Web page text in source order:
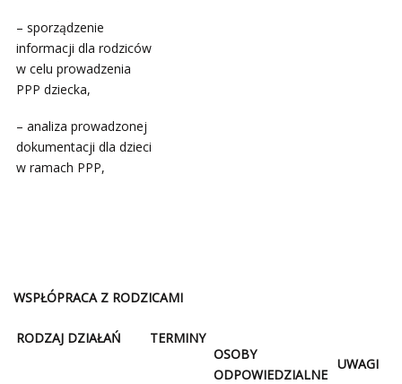
– sporządzenie
informacji dla rodziców
w celu prowadzenia
PPP dziecka,
– analiza prowadzonej
dokumentacji dla dzieci
w ramach PPP,
WSPŁÓPRACA Z RODZICAMI
RODZAJ DZIAŁAŃ
TERMINY
OSOBY
ODPOWIEDZIALNE
UWAGI